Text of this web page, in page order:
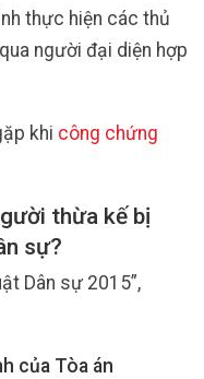
thực hiện các thủ
người đại diện hợp
khi công chứng
thừa kế bị
sự?
Dân sự 2015”,
của Tòa án